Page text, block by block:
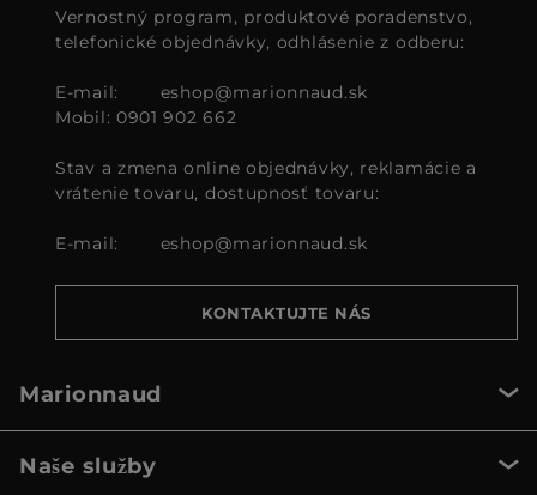
Vernostný program, produktové poradenstvo,
telefonické objednávky, odhlásenie z odberu:
E-mail:
eshop@marionnaud.sk
Mobil: 0901 902 662
Stav a zmena online objednávky, reklamácie a
vrátenie tovaru, dostupnosť tovaru:
E-mail: eshop@marionnaud.sk
KONTAKTUJTE NÁS
Marionnaud
Naše služby